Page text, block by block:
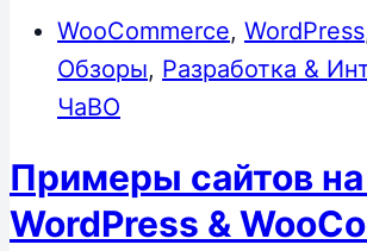
WooCommerce, WordPress
Обзоры, Разработка &
ЧаВО
Примеры сайтов на
WordPress &